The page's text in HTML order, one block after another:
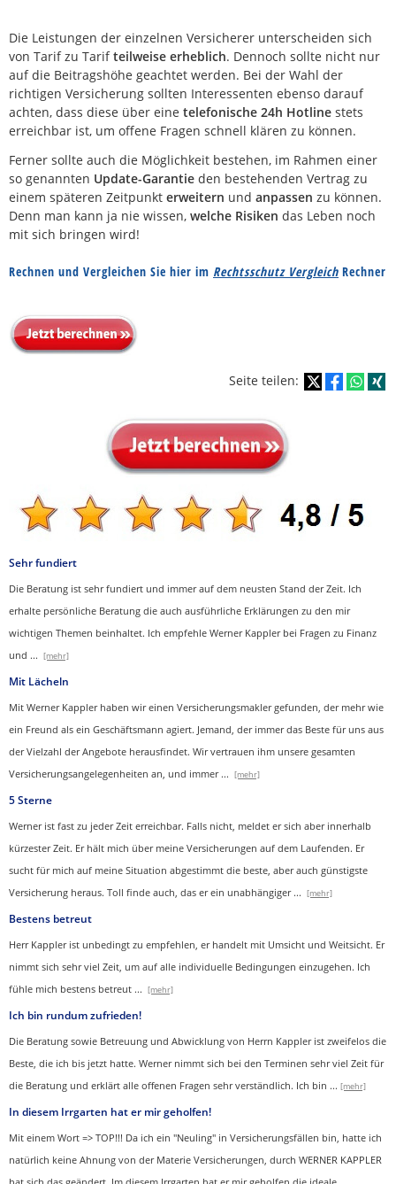
Die Leistungen der einzelnen Versicherer unterscheiden sich
von Tarif zu Tarifteilweise erheblich. Dennoch sollte nicht nur
auf die Beitragshöhe geachtet werden. Bei der Wahl der
richtigen Versicherung sollten Interessenten ebenso darauf
achten, dass diese über eine telefonische 24h Hotline stets
erreichbar ist, um offene Fragen schnell klären zu können.
Ferner sollte auch die Möglichkeit bestehen, im Rahmen einer
so genannten Update-Garantie den bestehenden Vertrag zu
einem späteren Zeitpunkt erweitern und anpassen zu können.
Denn man kann ja nie wissen, welche Risiken das Leben noch
mit sich bringen wird!
Rechnen und Vergleichen Sie hier im Rechtsschutz Vergleich Rechner
Seite teilen:
Sehr fundiert
Die Beratung ist sehr fundiert und immer auf dem neusten Stand der Zeit. Ich
erhalte persönliche Beratung die auch ausführliche Erklärungen zu den mir
wichtigen Themen beinhaltet. Ich empfehle Werner Kappler bei Fragen zu Finanz
und ... [mehr]
Mit Lächeln
Mit Werner Kappler haben wir einen Ver­sicherungs­makler gefunden, der mehr wie
ein Freund als ein Geschäftsmann agiert. Jemand, der immer das Beste für uns aus
der Vielzahl der Angebote herausfindet. Wir vertrauen ihm unsere gesamten
Versicherungsangelegenheiten an, und immer... [mehr]
5 Sterne
Werner ist fast zu jeder Zeit erreichbar. Falls nicht, meldet er sich aber innerhalb
kürzester Zeit. Er hält mich über meine Versicherungen auf dem Laufenden. Er
sucht für mich auf meine Situation abgestimmt die beste, aber auch günstigste
Versicherung heraus. Toll finde auch, das er ein unabhängiger ... [mehr]
Bestens betreut
Herr Kappler ist unbedingt zu empfehlen, er handelt mit Umsicht und Weitsicht. Er
nimmt sich sehr viel Zeit, um auf alle individuelle Bedingungen einzugehen. Ich
fühle mich bestens betreut ... [mehr]
Ich bin rundum zufrieden!
Die Beratung sowie Betreuung und Abwicklung von Herrn Kappler ist zweifelos die
Beste, die ich bis jetzt hatte. Werner nimmt sich bei den Terminen sehr viel Zeit für
die Beratung und erklärt alle offenen Fragen sehr verständlich. Ich bin ... [mehr]
In diesem Irrgarten hat er mir geholfen!
Mit einem Wort => TOP!!! Da ich ein "Neuling" in Versicherungsfällen bin, hatte ich
natürlich keine Ahnung von der Materie Versicherungen, durch WERNER KAPPLER